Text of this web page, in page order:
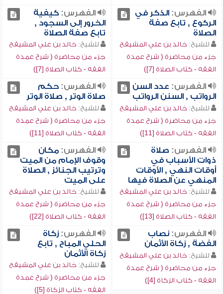
الفهرس:الذكر في
الركوع , تابع صفة
الصلاة
للشيخ: خالد بن علي المشيقح
جزء من محاضرة ( شرح عمدة
الفقه - كتاب الصلاة [7])
الفهرس:كيفية
الخرور إلى السجود ,
تابع صفة الصلاة
للشيخ: خالد بن علي المشيقح
جزء من محاضرة ( شرح عمدة
الفقه - كتاب الصلاة [7])
الفهرس: عدد السن
الرواتب , السنن الرواتب
للشيخ: خالد بن علي المشيقح
جزء من محاضرة ( شرح عمدة
الفقه - كتاب الصلاة [11])
الفهرس:حكم
صلاة الوتر , صلاة الوتر
للشيخ: خالد بن علي المشيقح
جزء من محاضرة ( شرح عمدة
الفقه - كتاب الصلاة [11])
الفهرس: صلاة
ذوات الأسباب في
أوقات النهي , الأوقات
المنهي عن الصلاة فيها
للشيخ: خالد بن علي المشيقح
جزء من محاضرة ( شرح عمدة
الفقه - كتاب الصلاة [13])
الفهرس:مكان
وقوف الإمام من الميت
وترتيب الجنائز , الصلاة
على الميت
للشيخ: خالد بن علي المشيقح
جزء من محاضرة ( شرح عمدة
الفقه - كتاب الصلاة [22])
الفهرس:نصاب
الفضة , زكاة الأثمان
للشيخ: خالد بن علي المشيقح
جزء من محاضرة ( شرح عمدة
الفقه - كتاب الزكاة [4])
الفهرس:زكاة
الحلي المباح , تابع
زكاة الأثمان
للشيخ: خالد بن علي المشيقح
جزء من محاضرة ( شرح عمدة
الفقه - كتاب الزكاة [5])